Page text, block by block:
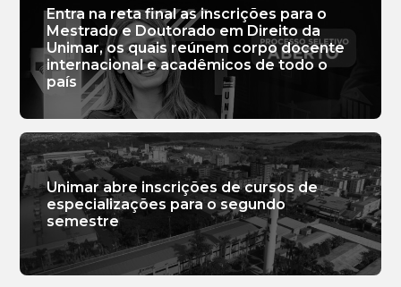
Entra na reta final as inscrições para o
Mestrado e Doutorado em Direito da
Unimar, os quais reúnem corpo docente
internacional e acadêmicos de todo o
país
Unimar abre inscrições de cursos de
especializações para o segundo
semestre